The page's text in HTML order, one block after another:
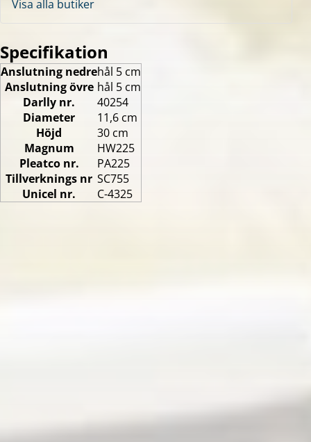
Visa alla butiker
Specifikation
Anslutning nedrehål 5 cm
Anslutning övre hål 5 cm
Darlly nr.
40254
Diameter
11,6 cm
Höjd
30 cm
Magnum
HW225
Pleatco nr.
PA225
Tillverknings nr SC755
Unicel nr.
C-4325